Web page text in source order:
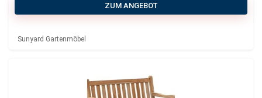
ZUM ANGEBOT
Sunyard Gartenmöbel